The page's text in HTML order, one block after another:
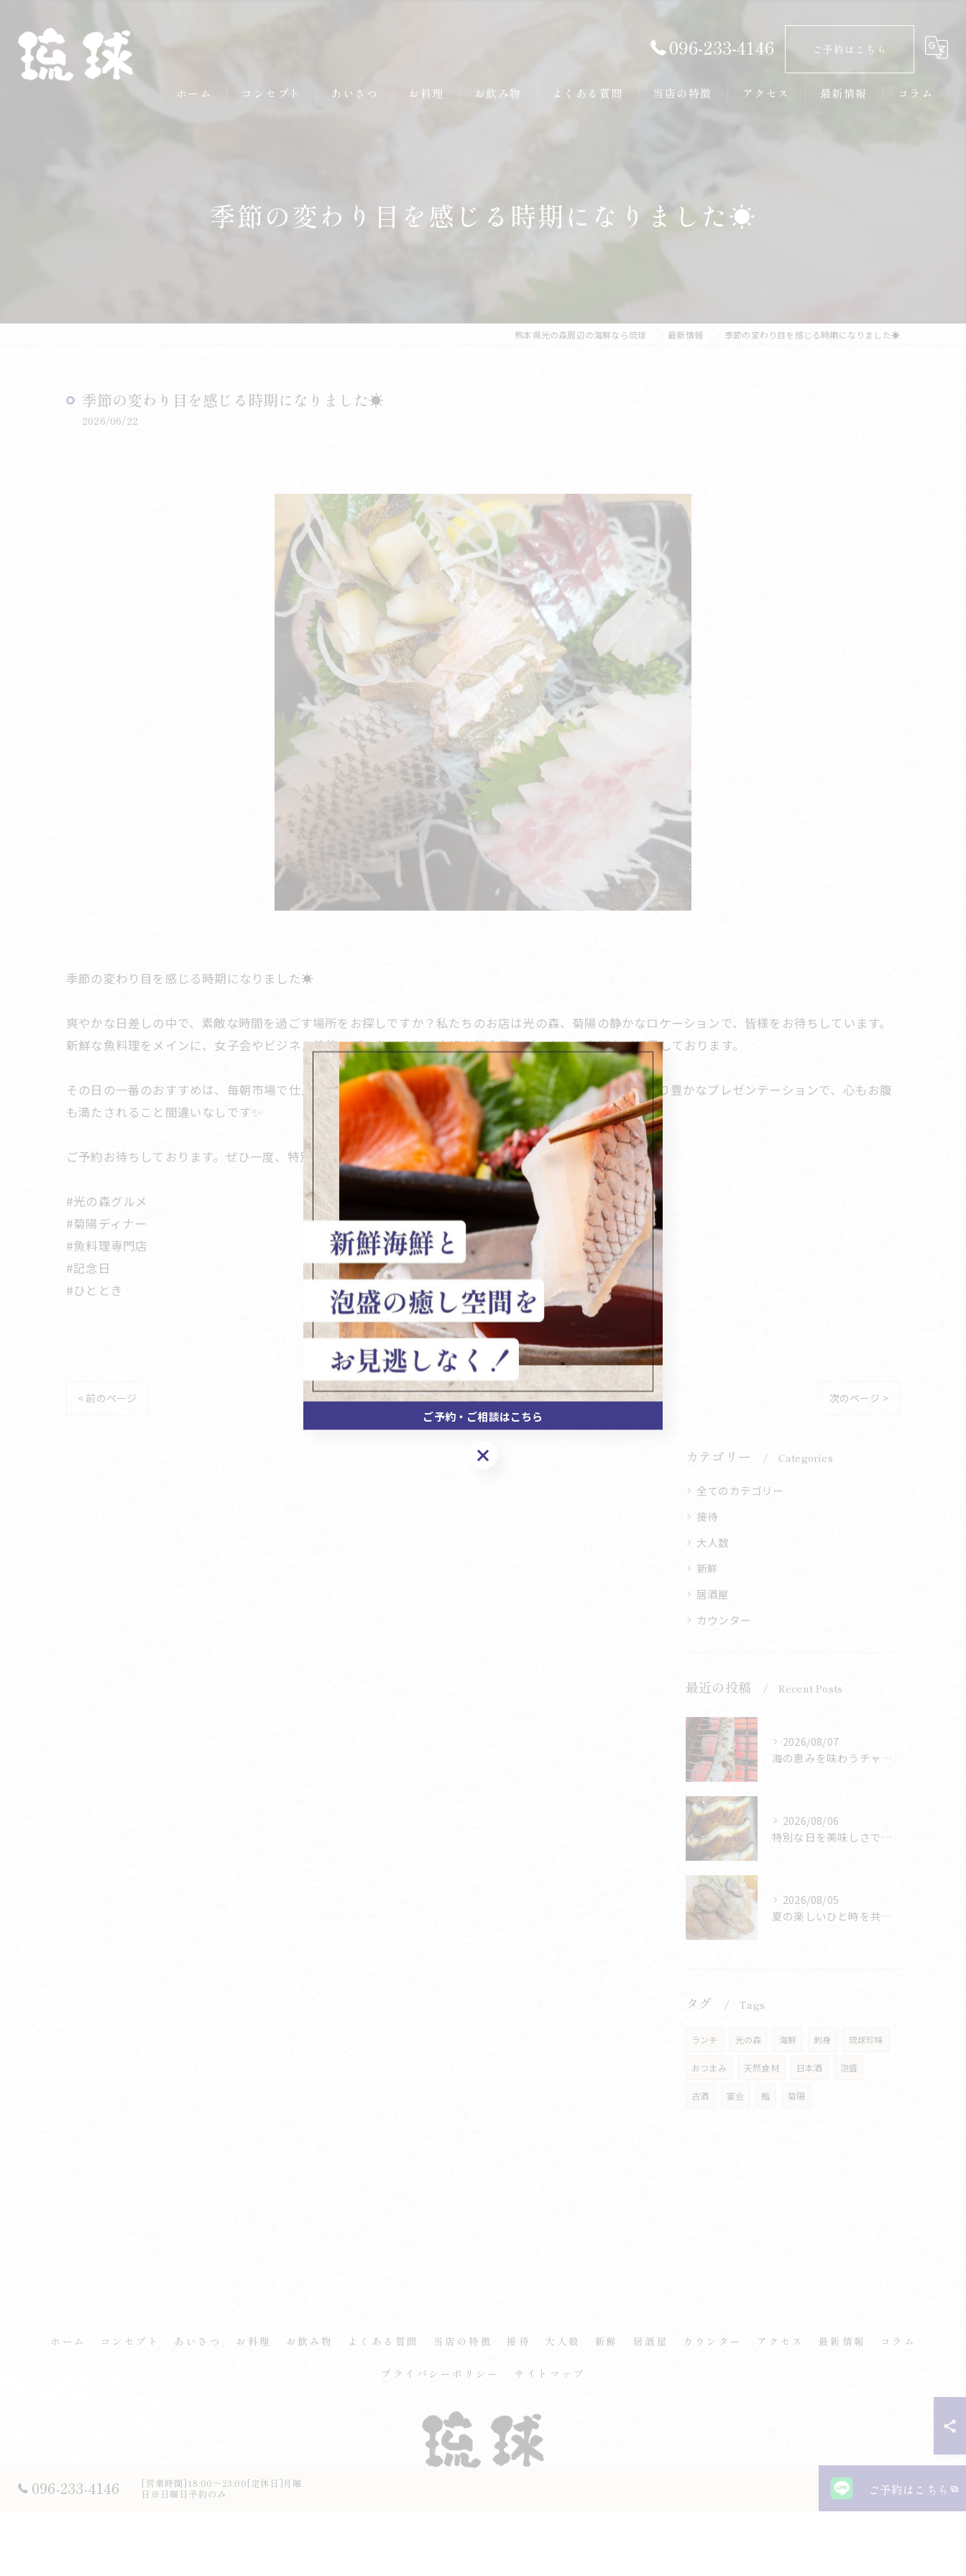
096-233-4146 ご予約はこちら
ホーム コンセプト あいさつ お料理 お飲み物 よくある質問 当店の特徴
新鮮
アクセス 最新情報 コラム
季節の変わり目を感じる時期になりました☀️
熊本県光の森周辺の海鮮なら琉球 最新情報 季節の変わり目を感じる時期になりました☀️
季節の変わり目を感じる時期になりました☀️
2026/06/22
季節の変わり目を感じる時期になりました☀️
爽やかな日差しの中で、素敵な時間を過ごす場所をお探しですか？私たちのお店は光の森、菊陽の静かなロケーションで、皆様をお待ちしています。
新鮮な魚料理をメインに、女子会やビジネス接待、デート、そして大切な記念日にぴったりの空間をご用意しております。
その日の一番のおすすめは、毎朝市場で仕入れた新鮮な魚を使った特製盛り合わせです。繊細な味わいと彩り豊かなプレゼンテーションで、心もお腹
も満たされること間違いなしです✨
ご予約お待ちしております。ぜひ一度、特別なひとときを体験してみてください。
#光の森グルメ
#菊陽ディナー
#魚料理専門店
#記念日
#ひととき
< 前のページ 一覧に戻る 次のページ >
カテゴリー Categories
全てのカテゴリー
接待
大人数
新鮮
居酒屋
カウンター
最近の投稿 Recent Posts
2026/08/07
海の恵みを味わうチャンス🌊
2026/08/06
特別な日を美味しさで彩ろう🎉
2026/08/05
夏の楽しいひと時を共に過ごしましょう🐟✨
タグ Tags
ランチ 光の森 海鮮 刺身 琉球珍味
おつまみ 天然食材 日本酒 泡盛
古酒 宴会 鮨 菊陽
096-233-4146 [営業時間]18:00～23:00[定休日]月曜
日※日曜日予約のみ ご予約はこちら
ホーム コンセプト あいさつ お料理 お飲み物 よくある質問 当店の特徴 接待 大人数 新鮮 居酒屋 カウンター アクセス 最新情報 コラム
プライバシーポリシー サイトマップ
ご予約・ご相談はこちら
ご予約・ご相談はこちら